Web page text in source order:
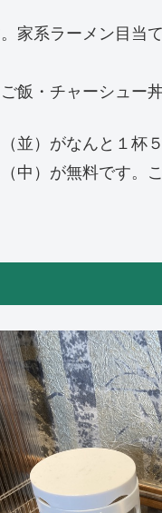
家系ラーメン目当
飯・チャーシュー
並）がなんと１杯
中）が無料です。